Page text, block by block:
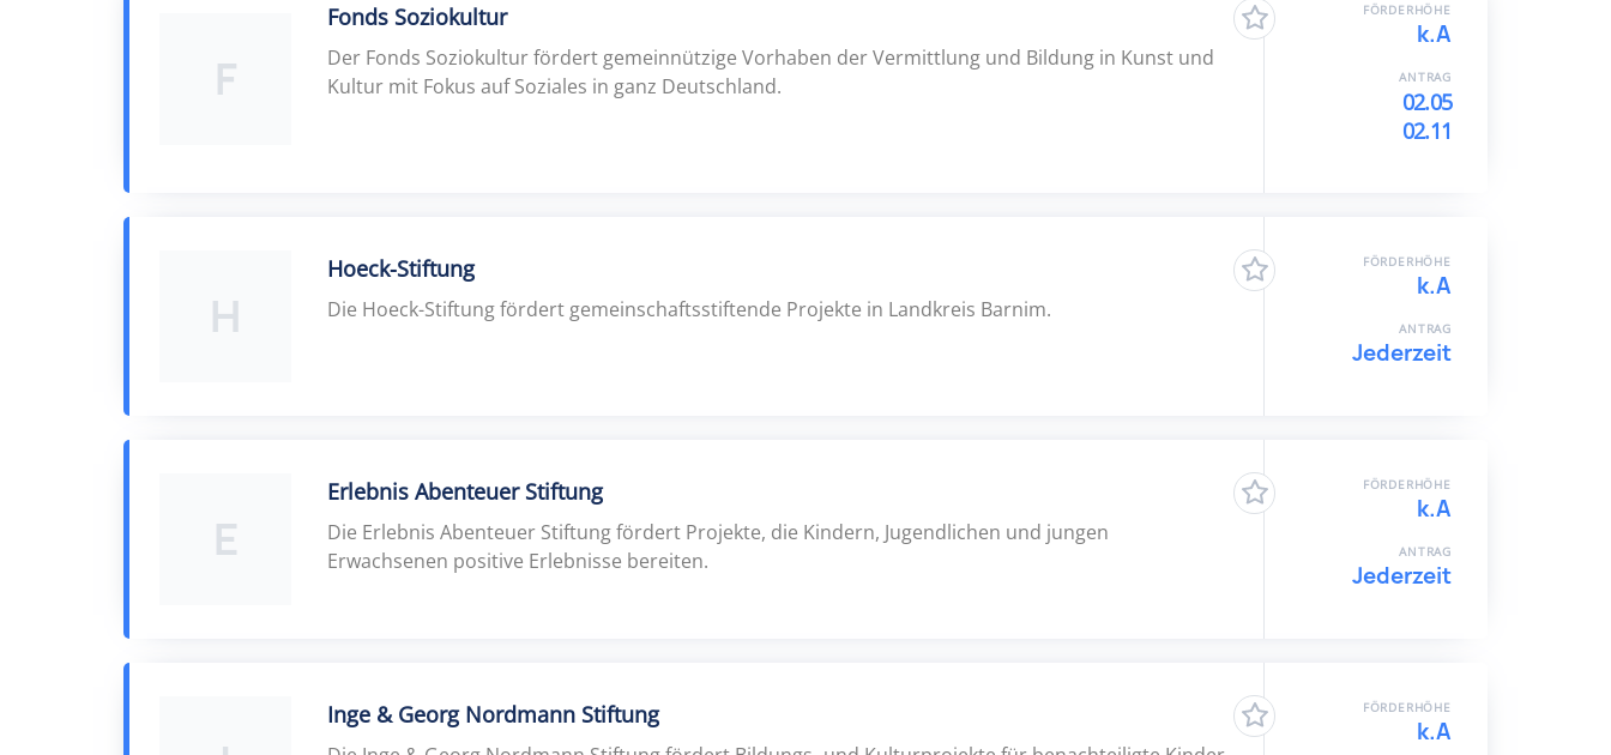
F
Fonds Soziokultur
Der Fonds Soziokultur fördert gemeinnützige Vorhaben der Vermittlung und Bildung in Kunst und
Kultur mit Fokus auf Soziales in ganz Deutschland.
FÖRDERHÖHE
k.A
ANTRAG
02.05
02.11
H
Hoeck-Stiftung
Die Hoeck-Stiftung fördert gemeinschaftsstiftende Projekte in Landkreis Barnim.
FÖRDERHÖHE
k.A
ANTRAG
Jederzeit
E
Erlebnis Abenteuer Stiftung
Die Erlebnis Abenteuer Stiftung fördert Projekte, die Kindern, Jugendlichen und jungen
Erwachsenen positive Erlebnisse bereiten.
FÖRDERHÖHE
k.A
ANTRAG
Jederzeit
Inge & Georg Nordmann Stiftung FÖRDERHÖHE
k.A